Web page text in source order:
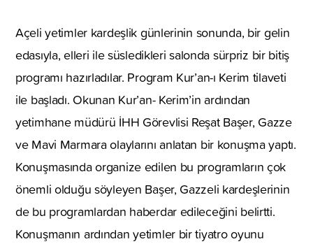
Açeli yetimler kardeşlik günlerinin sonunda, bir gelin
edasıyla, elleri ile süsledikleri salonda sürpriz bir bitiş
programı hazırladılar. Program Kur’an-ı Kerim tilaveti
ile başladı. Okunan Kur’an- Kerim’in ardından
yetimhane müdürü İHH Görevlisi Reşat Başer, Gazze
ve Mavi Marmara olaylarını anlatan bir konuşma yaptı.
Konuşmasında organize edilen bu programların çok
önemli olduğu söyleyen Başer, Gazzeli kardeşlerinin
de bu programlardan haberdar edileceğini belirtti.
Konuşmanın ardından yetimler bir tiyatro oyunu